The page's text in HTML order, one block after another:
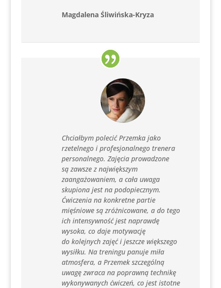
Magdalena Śliwińska-Kryza
Chciałbym polecić Przemka jako
rzetelnego i profesjonalnego trenera
personalnego. Zajęcia prowadzone
są zawsze z największym
zaangażowaniem, a cała uwaga
skupiona jest na podopiecznym.
Ćwiczenia na konkretne partie
mięśniowe są zróżnicowane, a do tego
ich intensywność jest naprawdę
wysoka, co daje motywację
do kolejnych zajęć i jeszcze większego
wysiłku. Na treningu panuje miła
atmosfera, a Przemek szczególną
uwagę zwraca na poprawną technikę
wykonywanych ćwiczeń, co jest istotne